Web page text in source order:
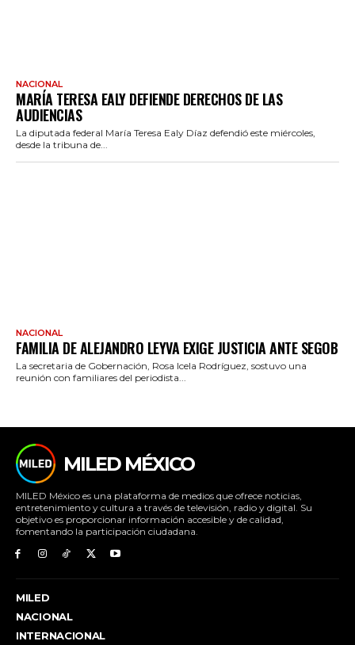
NACIONAL
MARÍA TERESA EALY DEFIENDE DERECHOS DE LAS
AUDIENCIAS
La diputada federal María Teresa Ealy Díaz defendió este miércoles,
desde la tribuna de...
NACIONAL
FAMILIA DE ALEJANDRO LEYVA EXIGE JUSTICIA ANTE SEGOB
La secretaria de Gobernación, Rosa Icela Rodríguez, sostuvo una
reunión con familiares del periodista...
MILED MÉXICO
MILED México es una plataforma de medios que ofrece noticias,
entretenimiento y cultura a través de televisión, radio y digital. Su
objetivo es proporcionar información accesible y de calidad,
fomentando la participación ciudadana.
MILED
NACIONAL
INTERNACIONAL